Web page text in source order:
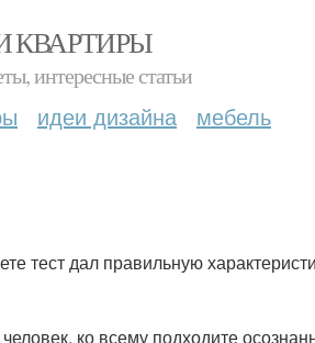
КВАРТИРЫ
интересные статьи
идеи дизайна мебель
тест дал правильную
ко всему подходите